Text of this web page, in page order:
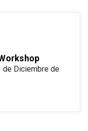
de Diciembre de